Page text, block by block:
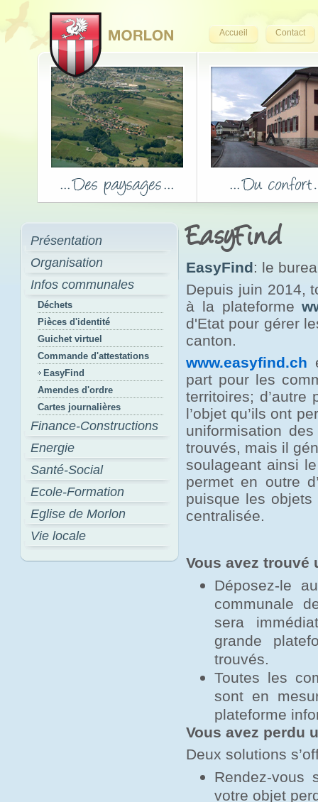
Accueil Contact
Présentation
Organisation
Infos communales
Déchets
Pièces d'identité
Guichet virtuel
Commande d'attestations
EasyFind
Amendes d'ordre
Cartes journalières
Finance-Constructions
Energie
Santé-Social
Ecole-Formation
Eglise de Morlon
Vie locale
EasyFind
EasyFind: le
Depuis juin 2014,
à la plateforme
d'Etat pour gérer
canton.
www.easyfind.ch
part pour les
territoires;
l’objet qu’ils ont
uniformisation
trouvés, mais il
soulageant ainsi
permet en outre
puisque les
centralisée.
Vous avez trouvé
Déposez-le
communale
sera
grande
trouvés.
Toutes les
sont en
plateforme
Vous avez perdu
Deux solutions
Rendez-
votre objet